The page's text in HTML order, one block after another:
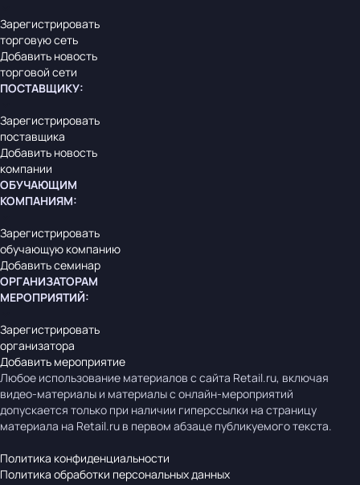
Зарегистрировать
торговую сеть
Добавить новость
торговой сети
ПОСТАВЩИКУ:
Зарегистрировать
поставщика
Добавить новость
компании
ОБУЧАЮЩИМ
КОМПАНИЯМ:
Зарегистрировать
обучающую компанию
Добавить семинар
ОРГАНИЗАТОРАМ
МЕРОПРИЯТИЙ:
Зарегистрировать
организатора
Добавить мероприятие
Любое использование материалов с сайта Retail.ru, включая
видео-материалы и материалы с онлайн-мероприятий
допускается только при наличии гиперссылки на страницу
материала на Retail.ru в первом абзаце публикуемого текста.
Политика конфиденциальности
Политика обработки персональных данных